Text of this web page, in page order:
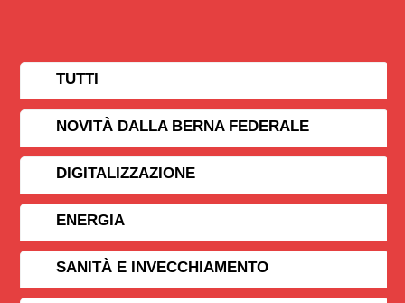
TUTTI
NOVITÀ DALLA BERNA FEDERALE
DIGITALIZZAZIONE
ENERGIA
SANITÀ E INVECCHIAMENTO